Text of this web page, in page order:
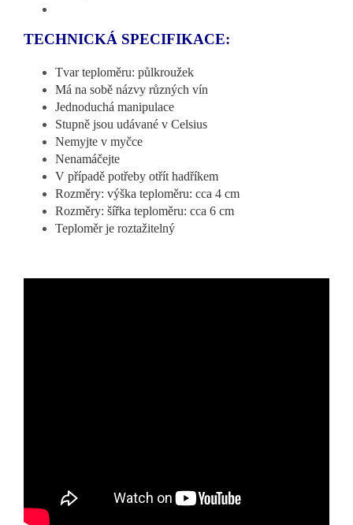
TECHNICKÁ SPECIFIKACE:
Tvar teploměru: půlkroužek
Má na sobě názvy různých vín
Jednoduchá manipulace
Stupně jsou udávané v Celsius
Nemyjte v myčce
Nenamáčejte
V případě potřeby otřít hadříkem
Rozměry: výška teploměru: cca 4 cm
Rozměry: šířka teploměru: cca 6 cm
Teploměr je roztažitelný